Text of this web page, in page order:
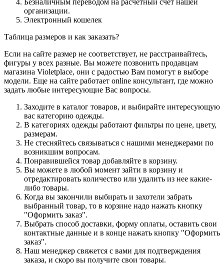
Безналичным переводом на расчётный счёт нашей
организации.
Электронный кошелек
Таблица размеров и как заказать?
Если на сайте размер не соответствует, не расстраивайтесь,
фигуры у всех разные. Вы можете позвонить продавцам
магазина Violetplace, они с радостью Вам помогут в выборе
модели. Еще на сайте работает online консультант, где можно
задать любые интересующие Вас вопросы.
Заходите в каталог товаров, и выбирайте интересующую
вас категорию одежды.
В категориях одежды работают фильтры по цене, цвету,
размерам.
Не стесняйтесь связываться с нашими менеджерами по
возникшим вопросам.
Понравившейся товар добавляйте в корзину.
Вы можете в любой момент зайти в корзину и
отредактировать количество или удалить из нее какие-
либо товары.
Когда вы закончили выбирать и захотели забрать
выбранный товар, то в корзине надо нажать кнопку
"Оформить заказ".
Выбрать способ доставки, форму оплаты, оставить свои
контактные данные и в конце нажать кнопку "Оформить
заказ".
Наш менеджер свяжется с вами для подтверждения
заказа, и скоро вы получите свои товары.